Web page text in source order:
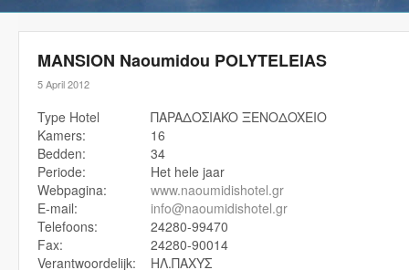
MANSION Naoumidou POLYTELEIAS
5 April 2012
Type Hotel
ΠAPAΔOΣIAKO ΞENOΔOXEIO
Kamers:
16
Bedden:
34
Periode:
Het hele jaar
Webpagina:
www.naoumidishotel.gr
E-mail:
info@naoumidishotel.gr
Telefoons:
24280-99470
Fax:
24280-90014
Verantwoordelijk:
ΗΛ.ΠΑΧΥΣ